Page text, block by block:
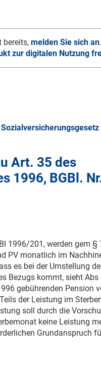
bereits, melden Sie sich an.
zur digitalen Nutzung
Art. 35 des
1996, BGBl.
1996/201, werden gem §
PV monatlich im
es bei der Umstellung
Bezugs kommt, sieht Abs
gebührenden Pension
der Leistung im
soll durch die
keine Leistung
Grundanspruch